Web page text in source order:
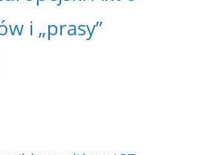
i „prasy”